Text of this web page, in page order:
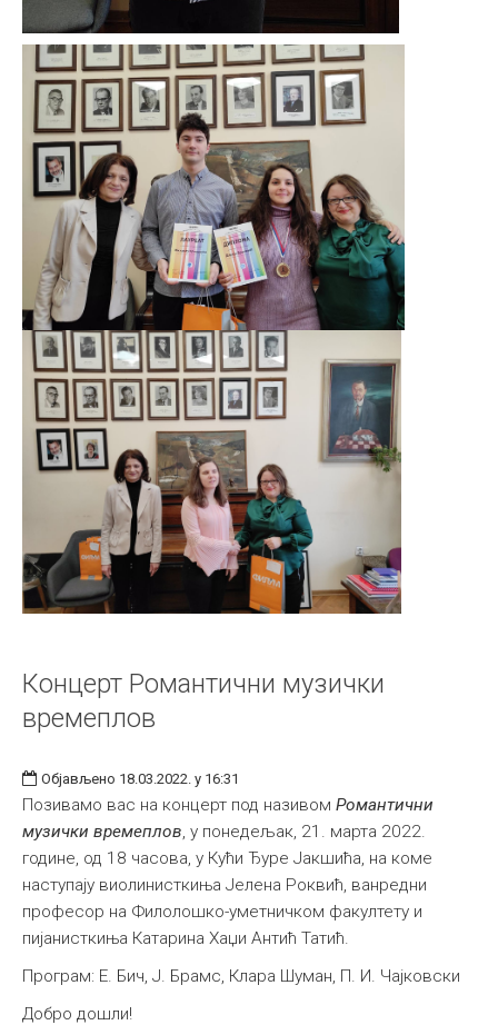
Концерт Романтични музички
времеплов
Објављено 18.03.2022. у 16:31
Позивамо вас на концерт под називом Романтични
музички времеплов , у понедељак, 21. марта 2022.
године, од 18 часова, у Кући Ђуре Јакшића, на коме
наступају виолинисткиња Јелена Роквић, ванредни
професор на Филолошко-уметничком факултету и
пијанисткиња Катарина Хаџи Антић Татић.
Програм: Е. Бич, Ј. Брамс, Клара Шуман, П. И. Чајковски
Добро дошли!